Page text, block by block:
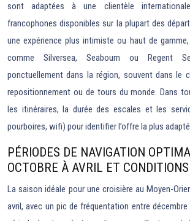
sont adaptées à une clientèle
francophones disponibles sur la plupart des
une expérience plus intimiste ou haut de gamme,
comme Silversea, Seabourn ou Regent
ponctuellement dans la région, souvent dans le
repositionnement ou de tours du monde. Dans
les itinéraires, la durée des escales et les
pourboires, wifi) pour identifier l’offre la plus
PÉRIODES DE NAVIGATION
OCTOBRE À AVRIL ET
La saison idéale pour une croisière au Moyen-
avril, avec un pic de fréquentation entre